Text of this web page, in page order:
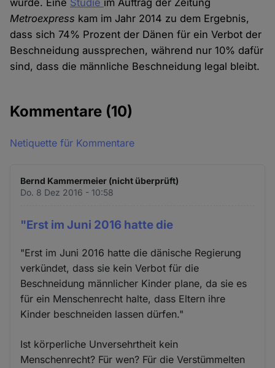
wurde. Eine Studie im Auftrag der Zeitung
Metroexpress kam im Jahr 2014 zu dem Ergebnis,
dass sich 74% Prozent der Dänen für ein Verbot der
Beschneidung aussprechen, während nur 10% dafür
sind, dass die männliche Beschneidung legal bleibt.
Kommentare (10)
Netiquette für Kommentare
Bernd Kammermeier (nicht überprüft)
Do. 8 Dez 2016 - 10:58
"Erst im Juni 2016 hatte die
"Erst im Juni 2016 hatte die dänische Regierung
verkündet, dass sie kein Verbot für die
Beschneidung männlicher Kinder plane, da sie es
für ein Menschenrecht halte, dass Eltern ihre
Kinder beschneiden lassen dürfen."
Ist körperliche Unversehrtheit kein
Menschenrecht? Für wen? Für die Verstümmelten